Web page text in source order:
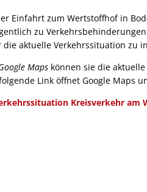
Einfahrt zum Wertstoffhof in
zu
die aktuelle Verkehrssituation zu
Maps können sie die
Link öffnet Google Maps
Kreisverkehr am